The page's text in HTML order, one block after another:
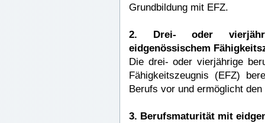
Grundbildung mit EFZ.
2. Drei- oder
eidgenössischem
Die drei- oder vierjährige
Fähigkeitszeugnis (EFZ)
Berufs vor und ermöglicht
3. Berufsmaturität mit